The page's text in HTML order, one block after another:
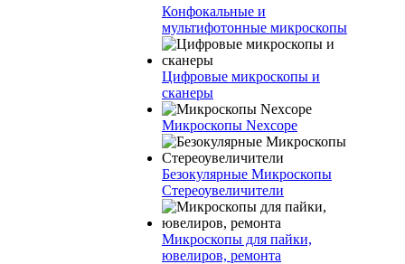
Конфокальные и
мультифотонные микроскопы
Цифровые микроскопы и
сканеры
Микроскопы Nexcope
Безокулярные Микроскопы
Стереоувеличители
Микроскопы для пайки,
ювелиров, ремонта